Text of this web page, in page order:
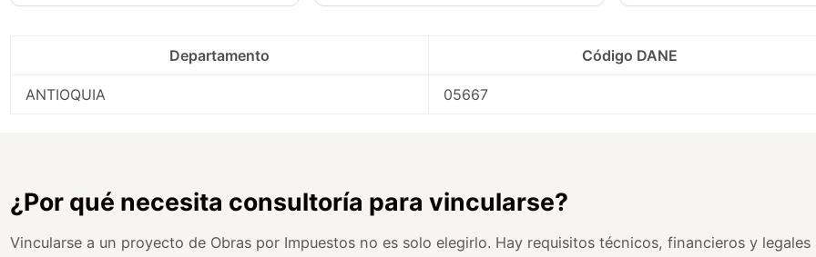
Departamento Código DANE
ANTIOQUIA 05667
¿Por qué necesita consultoría para vincularse?
Vincularse a un proyecto de Obras por Impuestos no es solo elegirlo. Hay requisitos técnicos, financieros y